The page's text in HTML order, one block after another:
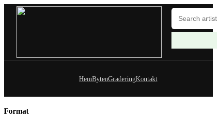
HemBytenGraderingKontakt
Format